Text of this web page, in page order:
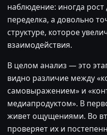
наблюдение: иногда рост
переделка, а довольно
структуре, которое
взаимодействия.
В целом анализ — это
видно различие между
самовыражением» и
медиапродуктом». В
живет ощущениями. Во
проверяет их и